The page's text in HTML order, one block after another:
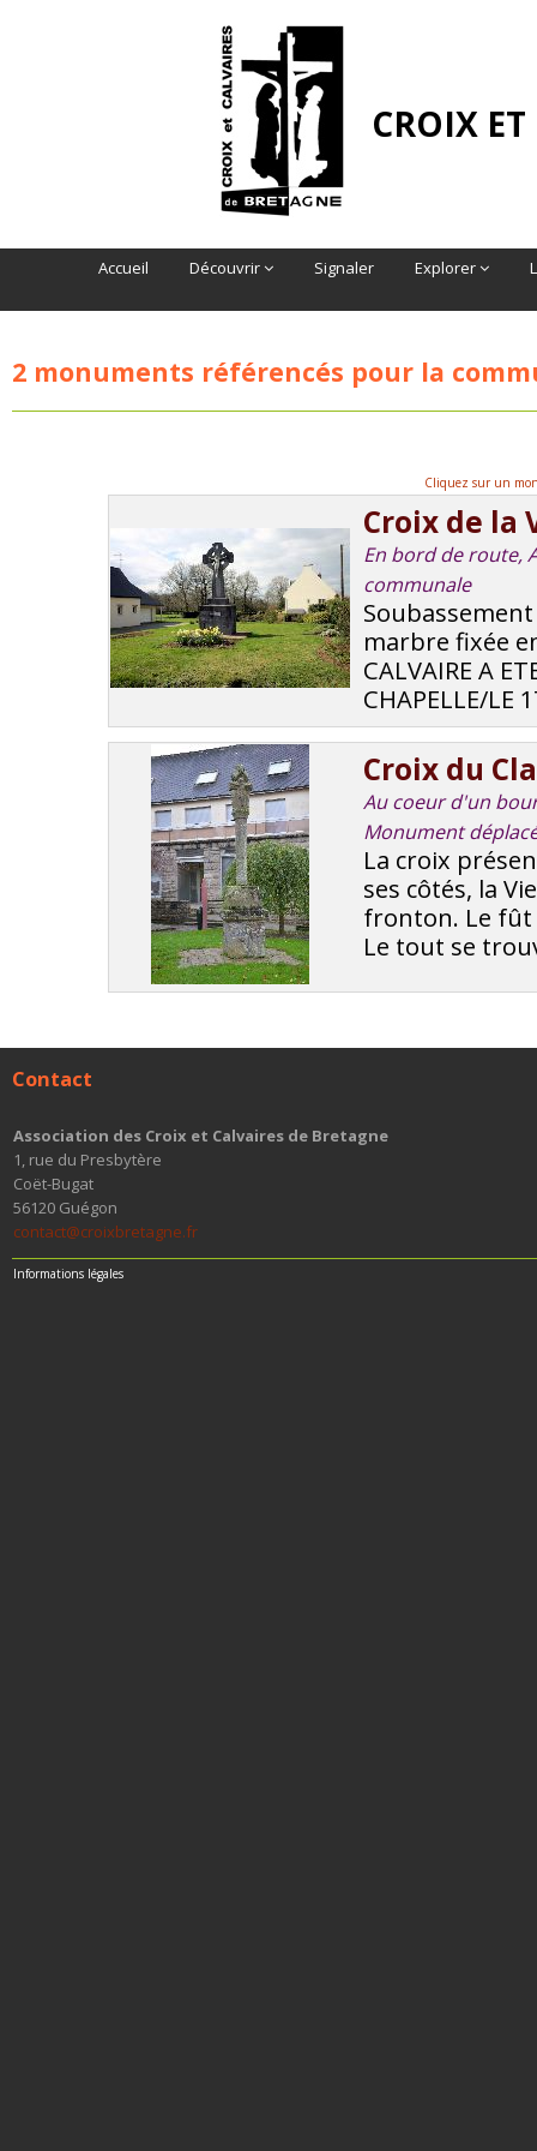
CROIX
Accueil Découvrir Signaler Explorer
2 monuments référencés pour la
Cliquez sur un
Croix de la
En bord de route,
communale
marbre fixée
CALVAIRE A
CHAPELLE/LE
Croix du
Au coeur d'un
Monument
La croix
ses côtés, la
fronton. Le fût
Le tout se
Contact
Association des Croix et Calvaires de Bretagne
1, rue du Presbytère
Coët-Bugat
56120 Guégon
contact@croixbretagne.fr
Informations légales